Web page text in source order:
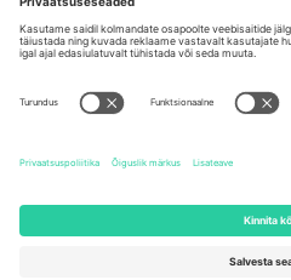
Mexico
Av Chapultepec 360, Roma
Norte, Cuauhtémoc, 06700
Ciudad de México, CDMX,
sündmusest ja/või domeenist.
sündmuse lehte, impressumit ja
2026 Ticombo. Kõik õigused